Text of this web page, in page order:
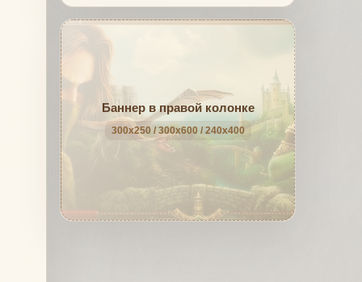
Баннер в правой колонке
300x250 / 300x600 / 240x400